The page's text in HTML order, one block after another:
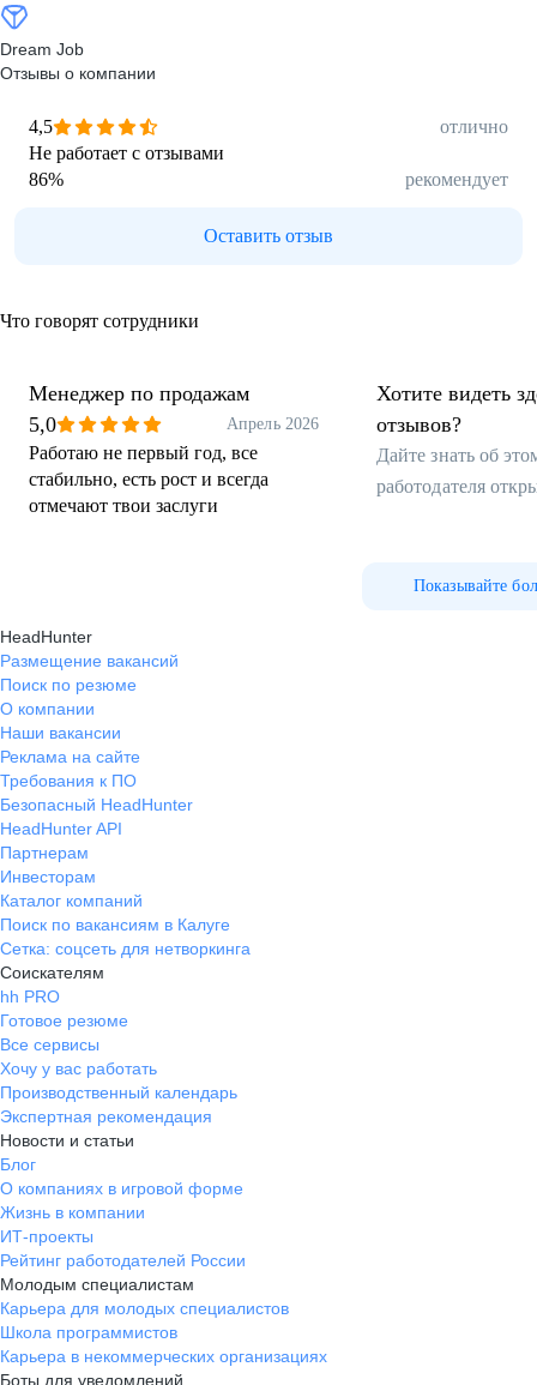
Dream Job
Отзывы о компании
4,5
отлично
Не работает с отзывами
86% рекомендует
Оставить отзыв
Что говорят сотрудники
Менеджер по продажам
5,0
Апрель 2026
Работаю не первый год, все
стабильно, есть рост и всегда
отмечают твои заслуги
Хотите видеть
отзывов?
Дайте знать об
работодателя
Показывайте
HeadHunter
Размещение вакансий
Поиск по резюме
О компании
Наши вакансии
Реклама на сайте
Требования к ПО
Безопасный HeadHunter
HeadHunter API
Партнерам
Инвесторам
Каталог компаний
Поиск по вакансиям в Калуге
Сетка: соцсеть для нетворкинга
Соискателям
hh PRO
Готовое резюме
Все сервисы
Хочу у вас работать
Производственный календарь
Экспертная рекомендация
Новости и статьи
Блог
О компаниях в игровой форме
Жизнь в компании
ИТ-проекты
Рейтинг работодателей России
Молодым специалистам
Карьера для молодых специалистов
Школа программистов
Карьера в некоммерческих организациях
Боты для уведомлений